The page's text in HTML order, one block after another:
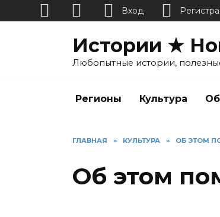
Истории ★
Любопытные истории,
Регионы Культура
ГЛАВНАЯ » КУЛЬТУРА » ОБ ЭТОМ
Об этом
Вход